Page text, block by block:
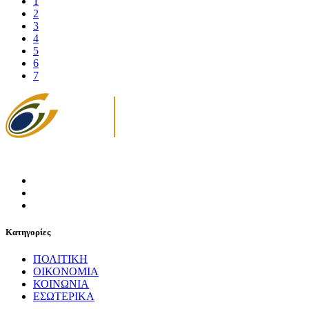
2
3
4
5
6
7
Κατηγορίες
ΠΟΛΙΤΙΚΗ
ΟΙΚΟΝΟΜΙΑ
ΚΟΙΝΩΝΙΑ
ΕΣΩΤΕΡΙΚΑ